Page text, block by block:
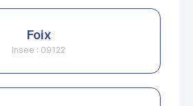
Foix
Insee : 09122